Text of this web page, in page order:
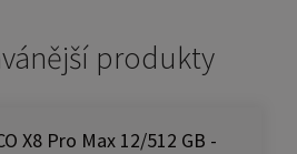
produkty
X8 Pro Max 12/512 GB -